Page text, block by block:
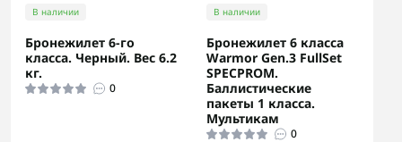
В наличии
Бронежилет 6-го
класса. Черный. Вес 6.2
кг.
0
В наличии
Бронежилет 6 класса
Warmor Gen.3 FullSet
SPECPROM.
Баллистические
пакеты 1 класса.
Мультикам
0